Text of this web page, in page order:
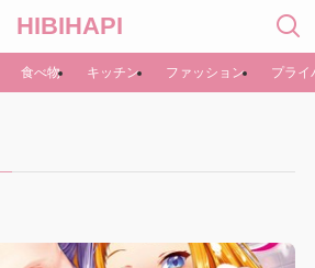
HIBIHAPI
食べ物 キッチン ファッション プライ